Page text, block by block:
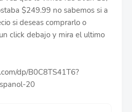
$249.99 no sabemos si a
si deseas comprarlo o
click debajo y mira el ultimo
dp/B0C8TS41T6?
20